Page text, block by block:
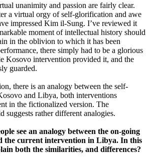
unanimity and passion are fairly clear.
a virtual orgy of self-glorification and awe
impressed Kim il-Sung. I’ve reviewed it
moment of intellectual history should
in the oblivion to which it has been
there simply had to be a glorious
Kosovo intervention provided it, and the
guarded.
there is an analogy between the self-
and Libya, both interventions
in the fictionalized version. The
suggests rather different analogies.
see an analogy between the on-going
the current intervention in Libya. In this
both the similarities, and differences?